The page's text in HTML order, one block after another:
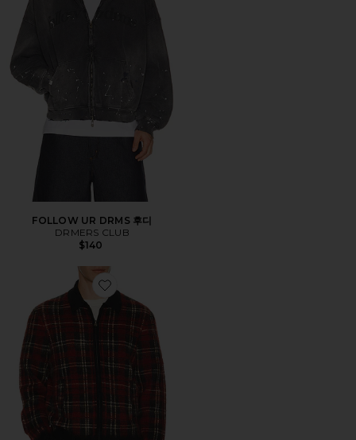
FOLLOW UR DRMS 후디
DRMERS CLUB
$140
Favorite NETTLE 가디건